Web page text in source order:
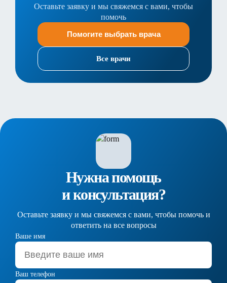
Оставьте заявку и мы свяжемся с вами, чтобы
помочь
Помогите выбрать врача
Все врачи
Нужна помощь
и консультация?
Оставьте заявку и мы свяжемся с вами, чтобы помочь и
ответить на все вопросы
Ваше имя
Ваш телефон